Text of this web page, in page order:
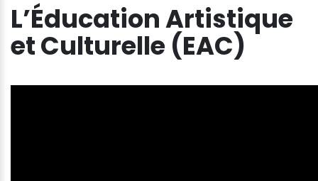
L’Éducation Artistique
et Culturelle (EAC)